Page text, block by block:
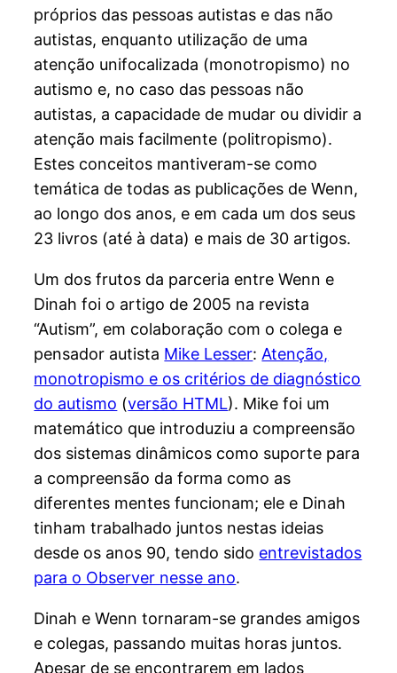
próprios das pessoas autistas e das não
autistas, enquanto utilização de uma
atenção unifocalizada (monotropismo) no
autismo e, no caso das pessoas não
autistas, a capacidade de mudar ou dividir a
atenção mais facilmente (politropismo).
Estes conceitos mantiveram-se como
temática de todas as publicações de Wenn,
ao longo dos anos, e em cada um dos seus
23 livros (até à data) e mais de 30 artigos.
Um dos frutos da parceria entre Wenn e
Dinah foi o artigo de 2005 na revista
“Autism”, em colaboração com o colega e
pensador autista Mike Lesser: Atenção,
monotropismo e os critérios de diagnóstico
do autismo (versão HTML). Mike foi um
matemático que introduziu a compreensão
dos sistemas dinâmicos como suporte para
a compreensão da forma como as
diferentes mentes funcionam; ele e Dinah
tinham trabalhado juntos nestas ideias
desde os anos 90, tendo sido entrevistados
para o Observer nesse ano.
Dinah e Wenn tornaram-se grandes amigos
e colegas, passando muitas horas juntos.
Apesar de se encontrarem em lados